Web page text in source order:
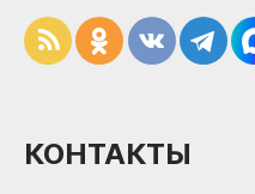
КОНТАКТЫ